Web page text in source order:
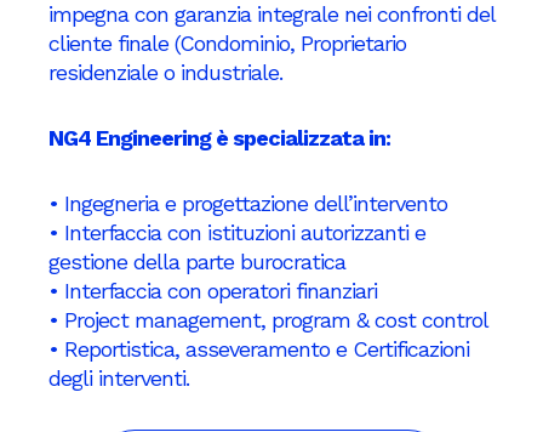
impegna con garanzia integrale nei confronti del
cliente finale (Condominio, Proprietario
residenziale o industriale.
NG4 Engineering è specializzata in:
• Ingegneria e progettazione dell’intervento
• Interfaccia con istituzioni autorizzanti e
gestione della parte burocratica
• Interfaccia con operatori finanziari
• Project management, program & cost control
• Reportistica, asseveramento e Certificazioni
degli interventi.